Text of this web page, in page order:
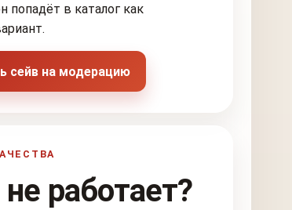
попадёт в каталог как
сейв на модерацию
работает?